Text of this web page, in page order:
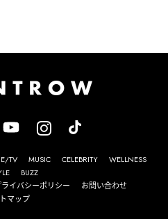
TV MUSIC CELEBRITY
WELLNESS
BUZZ
ライバシーポリシー
お問い合わせ
マップ